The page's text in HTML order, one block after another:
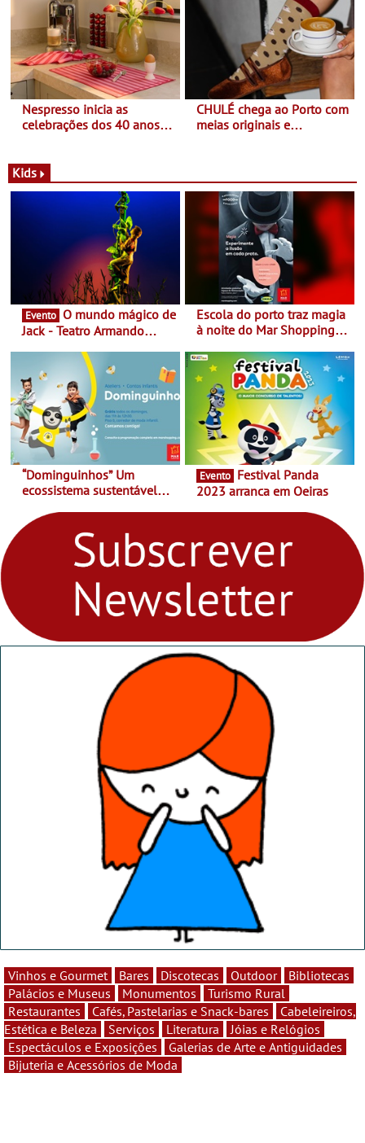
Nespresso inicia as
celebrações dos 40 anos
Novas - Edição limitada
Nespresso x Torres Novas
CHULÉ chega ao Porto com
meias originais e
Shopping
Kids
Evento
Jack - Teatro Armando
Escola do porto traz magia
à noite do Mar Shopping
29 de abril, às 21h00
“Dominguinhos” Um
ecossistema sustentável
fores - Atelier de Educação
Ambiental nos
“Dominguinhos” de 23 de
Evento
2023 arranca em Oeiras
Vinhos e Gourmet Bares Discotecas Outdoor
Bibliotecas
Palácios e Museus
Monumentos
Turismo Rural
Restaurantes
Cafés, Pastelarias e Snack-bares
Cabeleireiros,
Estética e Beleza
Serviços Literatura
Jóias e Relógios
Espectáculos e Exposições
Galerias de Arte e Antiguidades
Bijuteria e Acessórios de Moda